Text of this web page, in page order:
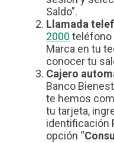
Saldo”.
Llamada
2000 teléfono
Marca en tu
conocer tu
Cajero
Banco
te hemos
tu tarjeta,
identificación
opción “